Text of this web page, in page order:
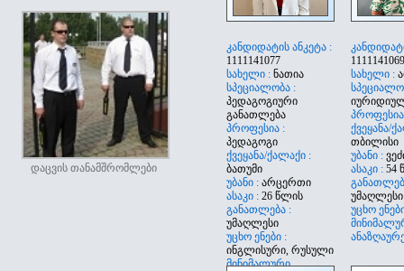
დაცვის თანამშრომლები
კანდიდატის ანკეტა :
1111141077
სახელი : ნათია
სპეციალობა :
პედაგოგიური
განათლება
პროფესია :
პედაგოგი
ქვეყანა/ქალაქი :
ბათუმი
უბანი : არცერთი
ასაკი : 26 წლის
განათლება :
უმაღლესი
უცხო ენები :
ინგლისური, რუსული
მინიმალური
1111141069
სახელი :
ქვეყანა/
თბილისი
უბანი :
ასაკი : 54
უმაღლესი
უცხო